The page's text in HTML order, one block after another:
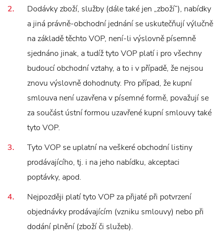
Dodávky zboží, služby (dále také jen „zboží“), nabídky
a jiná právně-obchodní jednání se uskutečňují výlučně
na základě těchto VOP, není-li výslovně písemně
sjednáno jinak, a tudíž tyto VOP platí i pro všechny
budoucí obchodní vztahy, a to i v případě, že nejsou
znovu výslovně dohodnuty. Pro případ, že kupní
smlouva není uzavřena v písemné formě, považují se
za součást ústní formou uzavřené kupní smlouvy také
tyto VOP.
Tyto VOP se uplatní na veškeré obchodní listiny
prodávajícího, tj. i na jeho nabídku, akceptaci
poptávky, apod.
Nejpozději platí tyto VOP za přijaté při potvrzení
objednávky prodávajícím (vzniku smlouvy) nebo při
dodání plnění (zboží či služeb).